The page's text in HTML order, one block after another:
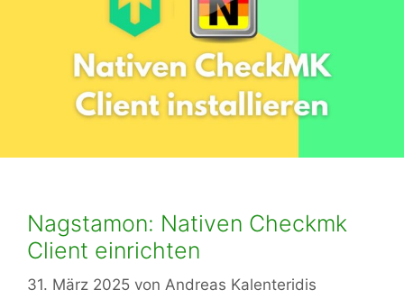
Nagstamon: Nativen Checkmk
Client einrichten
31. März 2025 von Andreas Kalenteridis